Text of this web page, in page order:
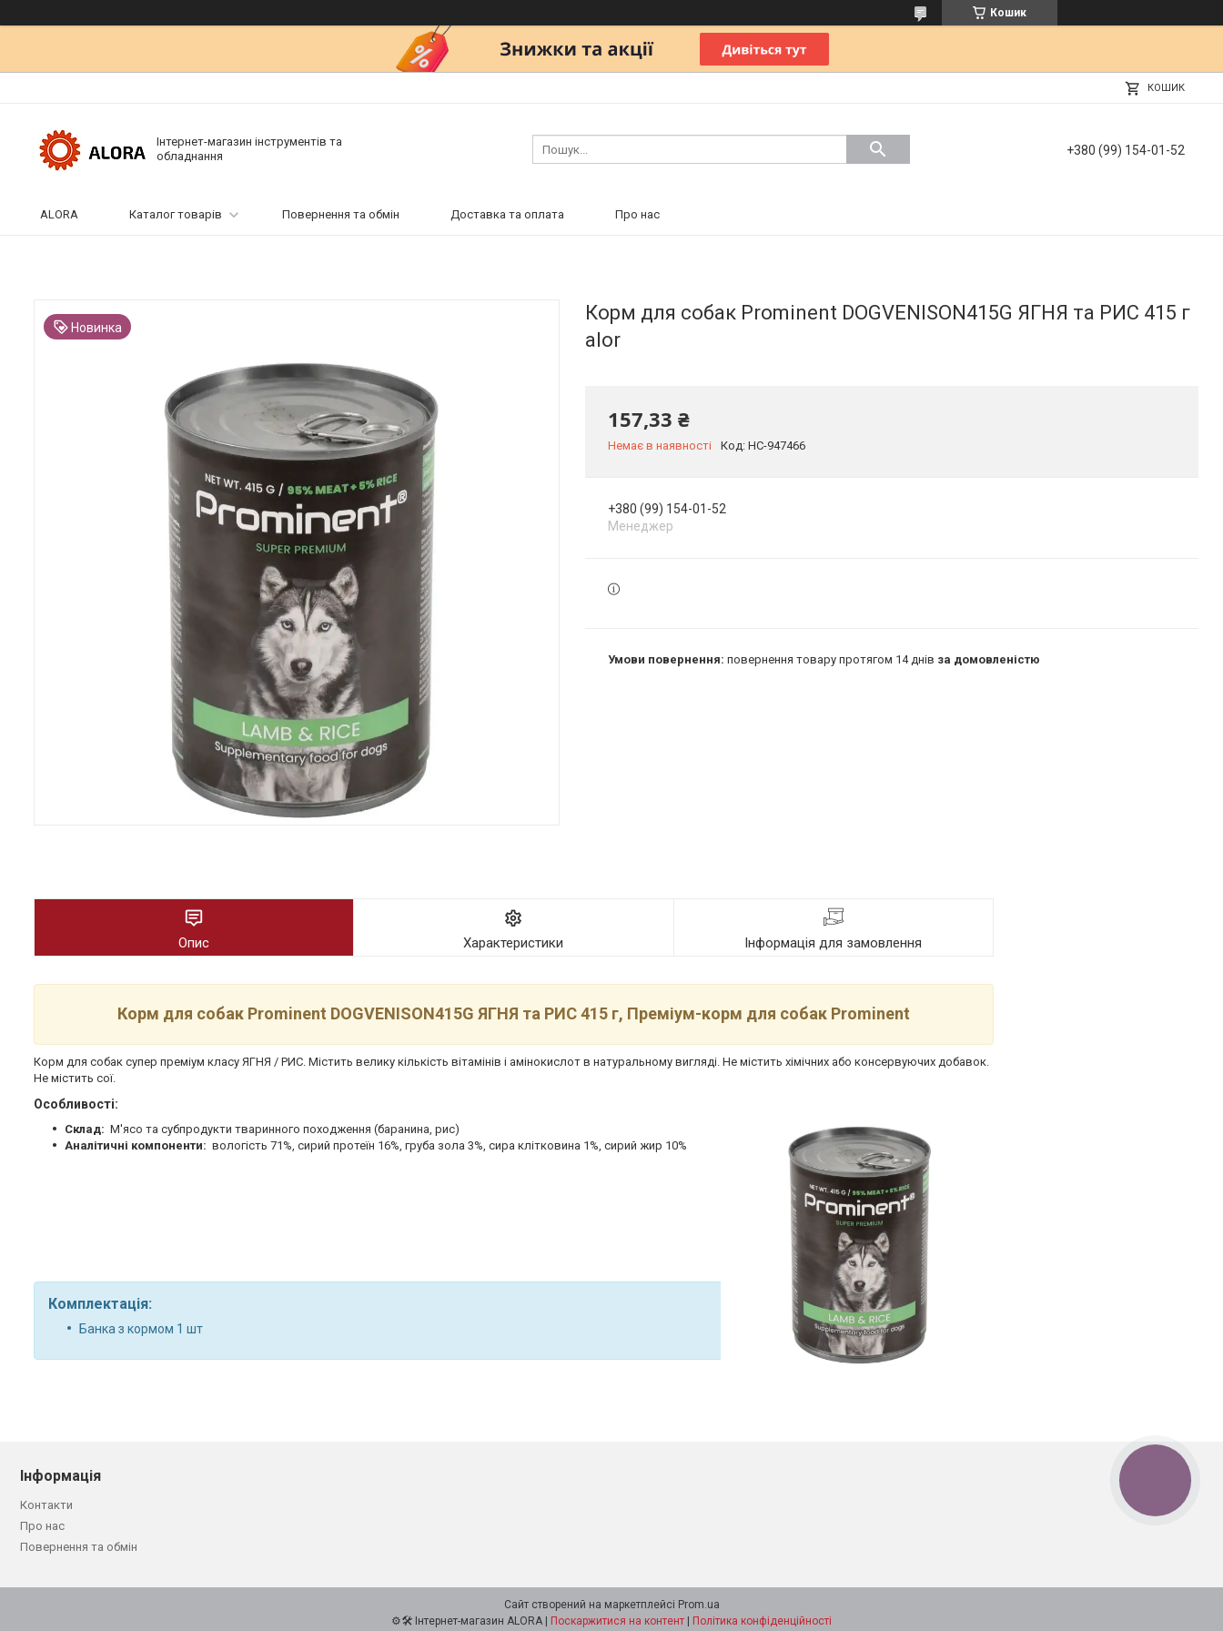
Кошик
КОШИК
Інтернет-магазин інструментів та
обладнання
+380 (99) 154-01-52
ALORA Каталог товарів Повернення та обмін Доставка та оплата Про нас
Новинка
Корм для собак Prominent DOGVENISON415G ЯГНЯ та РИС 415 г
alor
157,33 ₴
Немає в наявності Код: HC-947466
+380 (99) 154-01-52
Менеджер
повернення товару протягом 14 днів за домовленістю
Опис Характеристики Інформація для замовлення
Корм для собак Prominent DOGVENISON415G ЯГНЯ та РИС 415 г, Преміум-корм для собак Prominent
Корм для собак супер преміум класу ЯГНЯ / РИС. Містить велику кількість вітамінів і амінокислот в натуральному вигляді. Не містить хімічних або консервуючих добавок.
Не містить сої.
Особливості:
Склад: М'ясо та субпродукти тваринного походження (баранина, рис)
Аналітичні компоненти: вологість 71%, сирий протеїн 16%, груба зола 3%, сира клітковина 1%, сирий жир 10%
Комплектація:
Банка з кормом 1 шт
Інформація
Контакти
Про нас
Повернення та обмін
Сайт створений на маркетплейсі Prom.ua
⚙️🛠 Інтернет-магазин ALORA | Поскаржитися на контент | Політика конфіденційності